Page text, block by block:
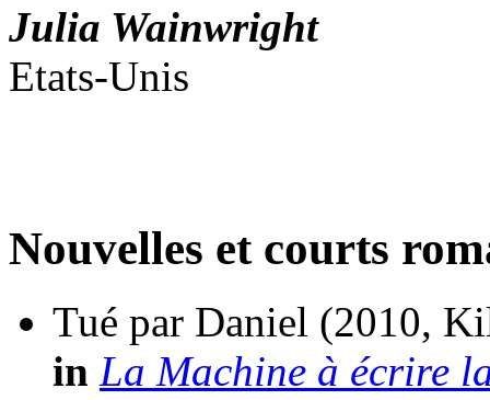
Julia Wainwright
Etats-Unis
Nouvelles et courts
Tué par Daniel (2010,
in La Machine à écrire